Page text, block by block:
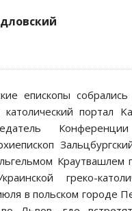
епископы
католический портал
Конференции
Краутвашлем
греко-
в польском городе